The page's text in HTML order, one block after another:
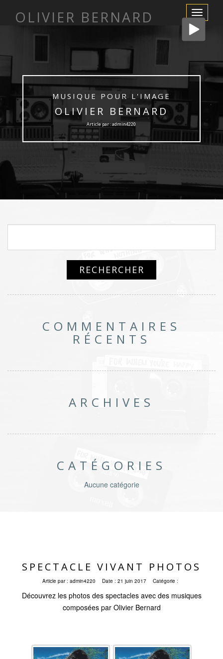
Afficher/
la
navigation
OLIVIER BERNARD
MUSIQUE POUR L'IMAGE
OLIVIER BERNARD
Article par : admin4220
COMMENTAIRES
RÉCENTS
ARCHIVES
CATÉGORIES
Aucune catégorie
SPECTACLE VIVANT PHOTOS
Article par : admin4220 Date : 21 juin 2017 Catégorie :
Découvrez les photos des spectacles avec des musiques
composées par Olivier Bernard